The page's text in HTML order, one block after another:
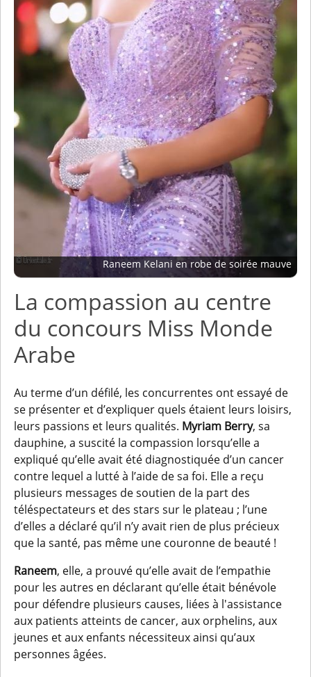
Raneem Kelani en robe de soirée mauve
La compassion au centre
du concours Miss Monde
Arabe
Au terme d’un défilé, les concurrentes ont essayé de
se présenter et d’expliquer quels étaient leurs loisirs,
leurs passions et leurs qualités. Myriam Berry, sa
dauphine, a suscité la compassion lorsqu’elle a
expliqué qu’elle avait été diagnostiquée d’un cancer
contre lequel a lutté à l’aide de sa foi. Elle a reçu
plusieurs messages de soutien de la part des
téléspectateurs et des stars sur le plateau ; l’une
d’elles a déclaré qu’il n’y avait rien de plus précieux
que la santé, pas même une couronne de beauté !
Raneem, elle, a prouvé qu’elle avait de l’empathie
pour les autres en déclarant qu’elle était bénévole
pour défendre plusieurs causes, liées à l'assistance
aux patients atteints de cancer, aux orphelins, aux
jeunes et aux enfants nécessiteux ainsi qu’aux
personnes âgées.